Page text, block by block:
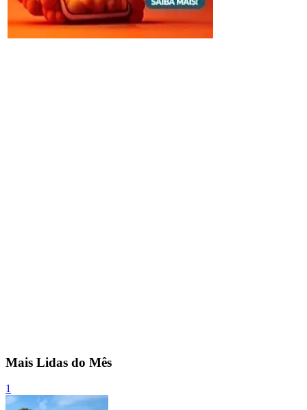
Mais Lidas do Mês
1